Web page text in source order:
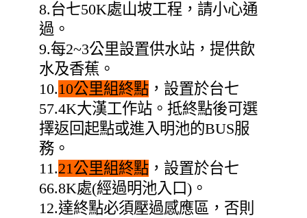
8.台七50K處山坡工程，請小心通
過。
9.每2~3公里設置供水站，提供飲
水及香蕉。
10.10公里組終點，設置於台七
57.4K大漢工作站。抵終點後可選
擇返回起點或進入明池的BUS服
務。
11.21公里組終點，設置於台七
66.8K處(經過明池入口)。
12.達終點必須壓過感應區，否則